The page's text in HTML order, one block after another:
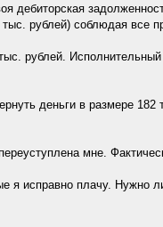
рублей) соблюдая все
рублей.
деньги в размере 182
мне.
я исправно плачу. Нужно